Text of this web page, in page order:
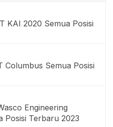
KAI 2020 Semua Posisi
Columbus Semua Posisi
Engineering
Posisi Terbaru 2023